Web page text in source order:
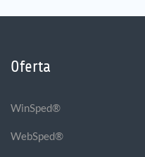
Oferta
WinSped®
WebSped®